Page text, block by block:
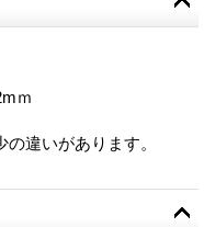
ｍ
違いがあります。